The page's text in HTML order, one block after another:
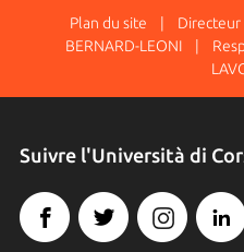
Plan du site | Directeur
BERNARD-LEONI |
Suivre l'Università di